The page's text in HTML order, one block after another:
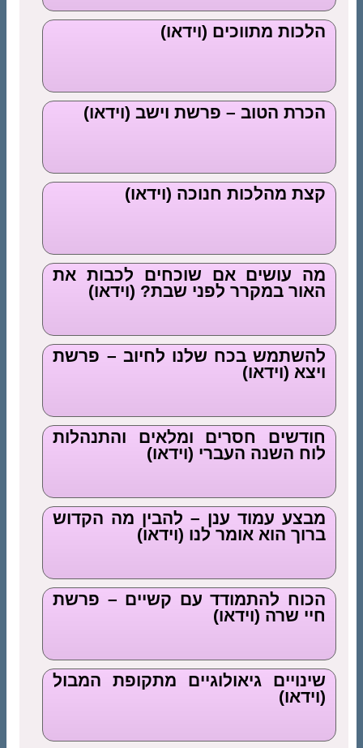
הלכות מתווכים (וידאו)
הכרת הטוב – פרשת וישב (וידאו)
קצת מהלכות חנוכה (וידאו)
מה עושים אם שוכחים לכבות את
האור במקרר לפני שבת? (וידאו)
להשתמש בכח שלנו לחיוב – פרשת
ויצא (וידאו)
חודשים חסרים ומלאים והתנהלות
לוח השנה העברי (וידאו)
מבצע עמוד ענן – להבין מה הקדוש
ברוך הוא אומר לנו (וידאו)
הכוח להתמודד עם קשיים – פרשת
חיי שרה (וידאו)
שינויים גיאולוגיים מתקופת המבול
(וידאו)